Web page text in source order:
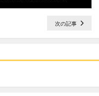
次の記事